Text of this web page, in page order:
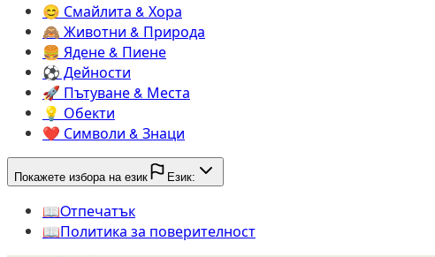
😊️ Смайлита & Хора
🙈️ Животни & Природа
🍔️ Ядене & Пиене
⚽️ Дейности
🚀️ Пътуване & Места
💡️ Обекти
❤️ Символи & Знаци
Покажете избора на език Език:
📖️Oтпечатък
📖️Политика за поверителност